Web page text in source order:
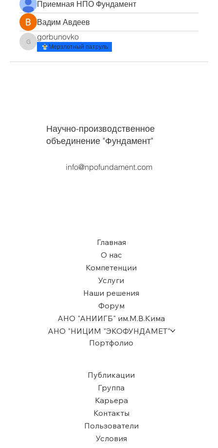
Приемная НПО Фундамент
Вадим Авдеев
gorbunovko
gorbunovko
Мерзлотный патруль
Научно-производственное
объединение "Фундамент"
info@npofundament.com
Главная
О нас
Компетенции
Услуги
Наши решения
Форум
АНО "АНИИГБ" им.М.В.Кима
АНО "НИЦИМ "ЭКОФУНДАМЕТ"
Портфолио
Публикации
Группа
Карьера
Контакты
Пользователи
​Условия